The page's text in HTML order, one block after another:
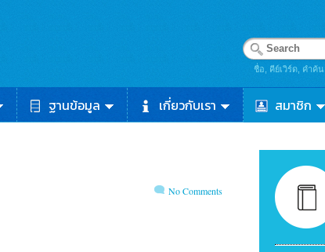
ชื่อ, คีย์เวิร์ด, คำค้น
ฐานข้อมูล เกี่ยวกับเรา สมาชิก
No Comments